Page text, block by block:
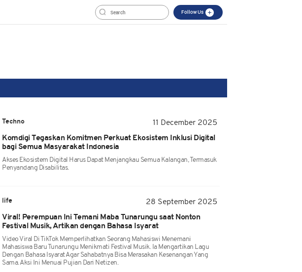
Follow Us
Techno
11 December 2025
Komdigi Tegaskan Komitmen Perkuat Ekosistem Inklusi Digital
bagi Semua Masyarakat Indonesia
Akses Ekosistem Digital Harus Dapat Menjangkau Semua Kalangan, Termasuk
Penyandang Disabilitas.
life
28 September 2025
Viral! Perempuan Ini Temani Maba Tunarungu saat Nonton
Festival Musik, Artikan dengan Bahasa Isyarat
Video Viral Di TikTok Memperlihatkan Seorang Mahasiswi Menemani
Mahasiswa Baru Tunarungu Menikmati Festival Musik. Ia Mengartikan Lagu
Dengan Bahasa Isyarat Agar Sahabatnya Bisa Merasakan Kesenangan Yang
Sama. Aksi Ini Menuai Pujian Dari Netizen.